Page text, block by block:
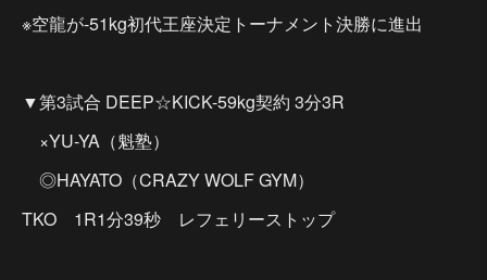
※空龍が-51kg初代王座決定トーナメント決勝に進出
▼第3試合 DEEP☆KICK-59kg契約 3分3R
×YU-YA（魁塾）
◎HAYATO（CRAZY WOLF GYM）
TKO 1R1分39秒 レフェリーストップ